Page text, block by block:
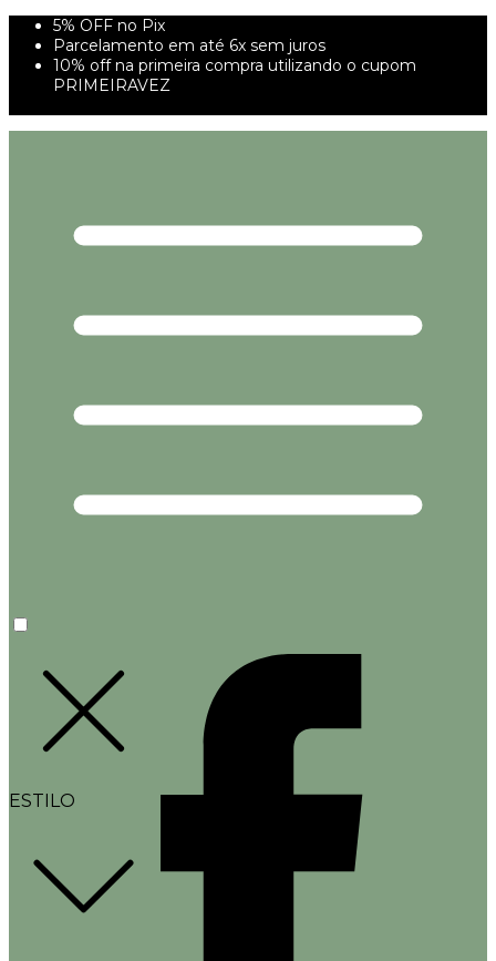
5% OFF no Pix
Parcelamento em até 6x sem juros
10% off na primeira compra utilizando o cupom
PRIMEIRAVEZ
ESTILO